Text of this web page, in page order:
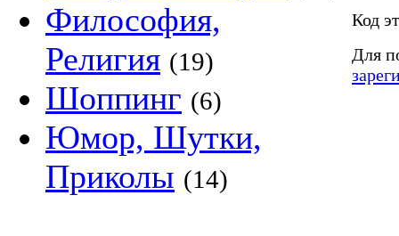
Философия,
Религия (19)
Шоппинг (6)
Юмор, Шутки,
Приколы (14)
Код
Для